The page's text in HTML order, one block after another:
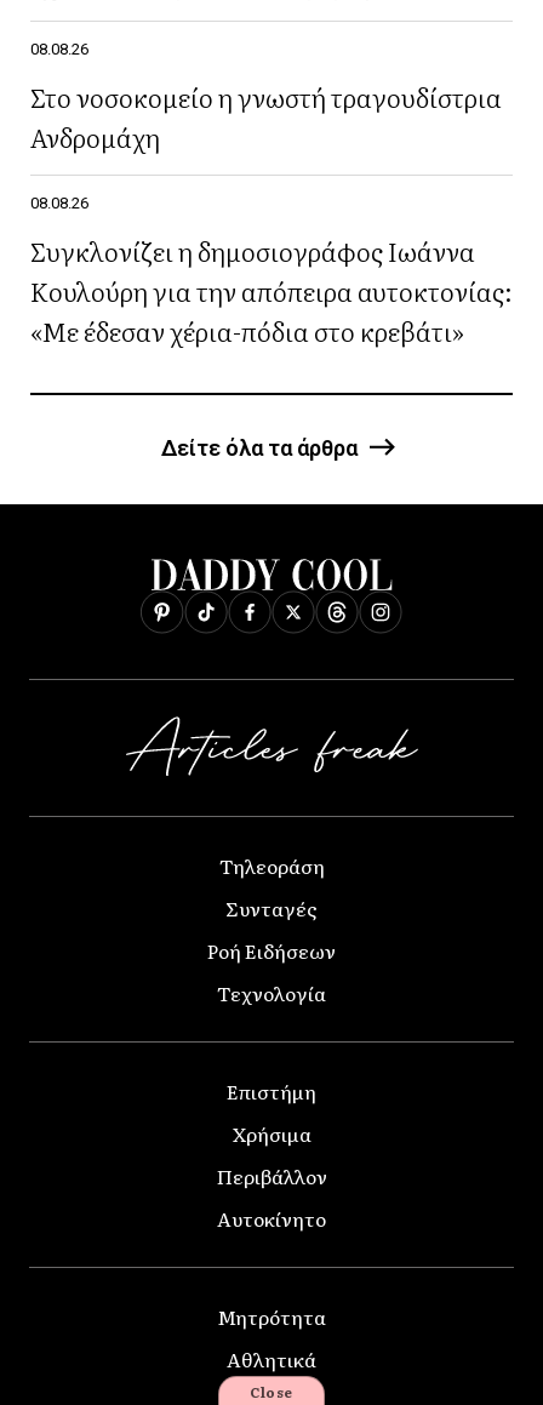
08.08.26
Στο νοσοκομείο η γνωστή τραγουδίστρια
Ανδρομάχη
08.08.26
Συγκλονίζει η δημοσιογράφος Ιωάννα
Κουλούρη για την απόπειρα αυτοκτονίας:
«Με έδεσαν χέρια-πόδια στο κρεβάτι»
Δείτε όλα τα άρθρα
Τηλεοράση
Συνταγές
Ροή Ειδήσεων
Τεχνολογία
Επιστήμη
Χρήσιμα
Περιβάλλον
Αυτοκίνητο
Μητρότητα
Αθλητικά
Close